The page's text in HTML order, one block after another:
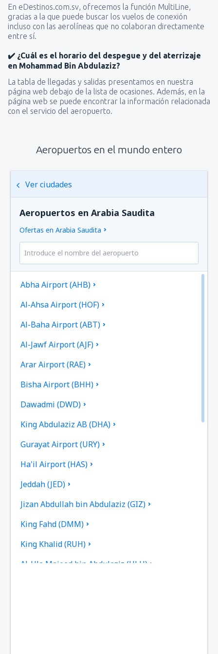
En eDestinos.com.sv, ofrecemos la función MultiLine,
gracias a la que puede buscar los vuelos de conexión
incluso con las aerolíneas que no colaboran directamente
entre sí.
✔️ ¿Cuál es el horario del despegue y del aterrizaje
en Mohammad Bin Abdulaziz?
La tabla de llegadas y salidas presentamos en nuestra
página web debajo de la lista de ocasiones. Además, en la
página web se puede encontrar la información relacionada
con el servicio del aeropuerto.
Aeropuertos en el mundo entero
Ver ciudades
Aeropuertos en Arabia Saudita
Ofertas en Arabia Saudita
Abha Airport (AHB)
Al-Ahsa Airport (HOF)
Al-Baha Airport (ABT)
Al-Jawf Airport (AJF)
Arar Airport (RAE)
Bisha Airport (BHH)
Dawadmi (DWD)
King Abdulaziz AB (DHA)
Gurayat Airport (URY)
Ha'il Airport (HAS)
Jeddah (JED)
Jizan Abdullah bin Abdulaziz (GIZ)
King Fahd (DMM)
King Khalid (RUH)
Al-Ula Majeed bin Abdulaziz (ULH)